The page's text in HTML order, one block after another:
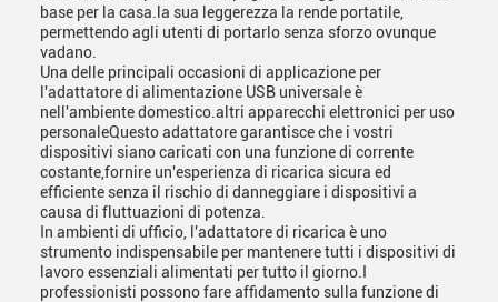
base per la casa.la sua leggerezza la rende portatile,
permettendo agli utenti di portarlo senza sforzo ovunque
vadano.
Una delle principali occasioni di applicazione per
l'adattatore di alimentazione USB universale è
nell'ambiente domestico.altri apparecchi elettronici per uso
personaleQuesto adattatore garantisce che i vostri
dispositivi siano caricati con una funzione di corrente
costante,fornire un'esperienza di ricarica sicura ed
efficiente senza il rischio di danneggiare i dispositivi a
causa di fluttuazioni di potenza.
In ambienti di ufficio, l'adattatore di ricarica è uno
strumento indispensabile per mantenere tutti i dispositivi di
lavoro essenziali alimentati per tutto il giorno.I
professionisti possono fare affidamento sulla funzione di